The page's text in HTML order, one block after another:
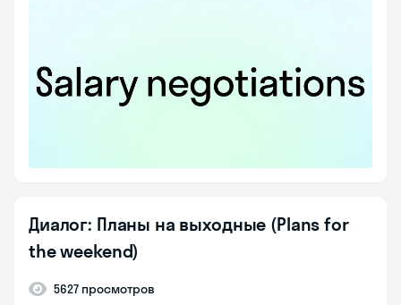
Диалог: Планы на выходные (Plans for
the weekend)
5627 просмотров